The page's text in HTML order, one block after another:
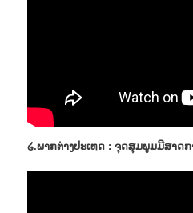
໒.ພາກຕ່າງປະເທດ : ຈຸດສຸມພູມມີສາດກ